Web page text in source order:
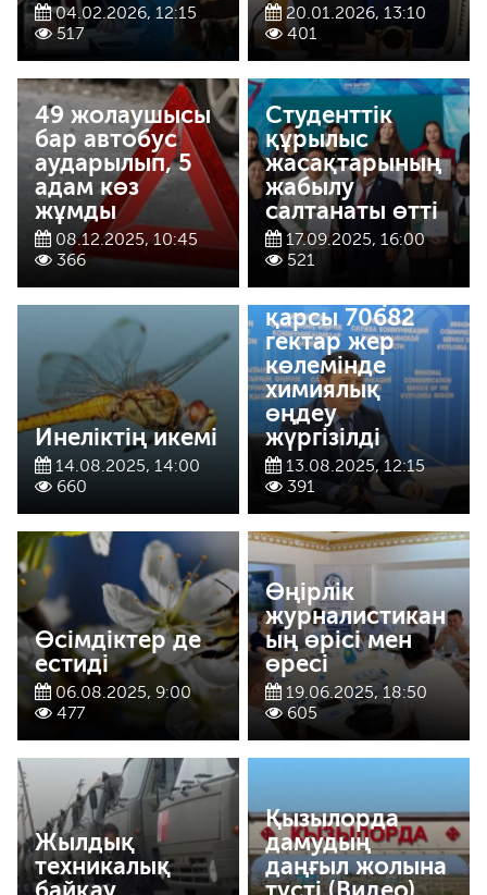
04.02.2026, 12:15
517
20.01.2026, 13:10
401
49 жолаушысы
бар автобус
аударылып, 5
адам көз
жұмды
08.12.2025, 10:45
366
Студенттік
құрылыс
жасақтарының
жабылу
салтанаты өтті
17.09.2025, 16:00
521
Инеліктің икемі
14.08.2025, 14:00
660
Қауіпті
шегіртке
зиянкестеріне
қарсы 70682
гектар жер
көлемінде
химиялық
өңдеу
жүргізілді
13.08.2025, 12:15
391
Өсімдіктер де
естиді
06.08.2025, 9:00
477
Өңірлік
журналистикан
ың өрісі мен
өресі
19.06.2025, 18:50
605
Жылдық
техникалық
Қызылорда
дамудың
даңғыл жолына